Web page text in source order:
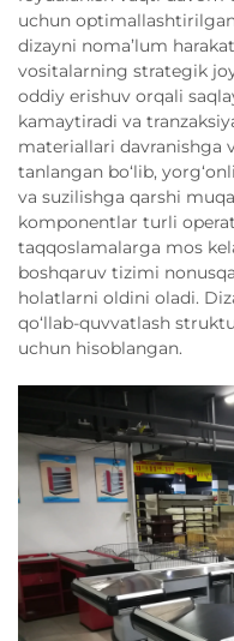
uchun
dizayni noma’lum
vositalarning strategik
oddiy erishuv orqali
kamaytiradi va
materiallari davranishga
tanlangan bo‘lib,
va suzilishga qarshi
komponentlar turli
taqqoslamalarga mos
boshqaruv tizimi
holatlarni oldini oladi.
qo‘llab-quvvatlash
uchun hisoblangan.